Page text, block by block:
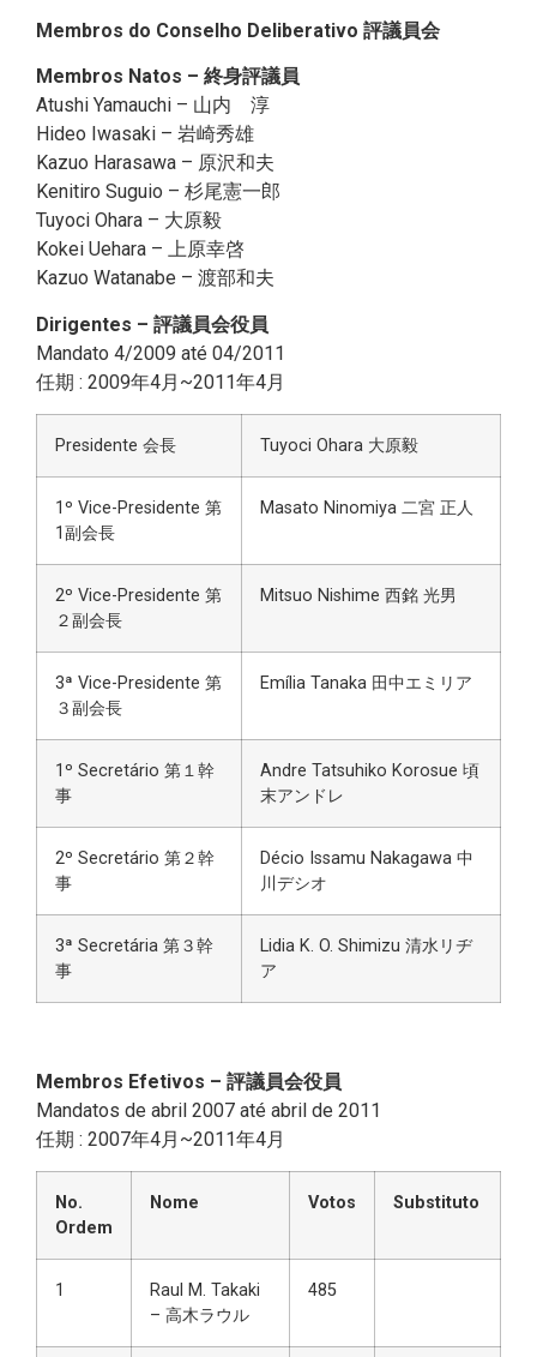
Membros do Conselho Deliberativo 評議員会
Membros Natos – 終身評議員
Atushi Yamauchi – 山内 淳
Hideo Iwasaki – 岩崎秀雄
Kazuo Harasawa – 原沢和夫
Kenitiro Suguio – 杉尾憲一郎
Tuyoci Ohara – 大原毅
Kokei Uehara – 上原幸啓
Kazuo Watanabe – 渡部和夫
Dirigentes – 評議員会役員
Mandato 4/2009 até 04/2011
任期 : 2009年4月~2011年4月
Presidente 会長 Tuyoci Ohara 大原毅
1º Vice-Presidente 第
1副会長
Masato Ninomiya 二宮 正人
2º Vice-Presidente 第
２副会長
Mitsuo Nishime 西銘 光男
3ª Vice-Presidente 第
３副会長
Emília Tanaka 田中エミリア
1º Secretário 第１幹
事
Andre Tatsuhiko Korosue 頃
末アンドレ
2º Secretário 第２幹
事
Décio Issamu Nakagawa 中
川デシオ
3ª Secretária 第３幹
事
Lidia K. O. Shimizu 清水リヂ
ア
Membros Efetivos – 評議員会役員
Mandatos de abril 2007 até abril de 2011
任期 : 2007年4月~2011年4月
No.
Ordem
Nome Votos Substituto
1
Raul M. Takaki
– 高木ラウル
485